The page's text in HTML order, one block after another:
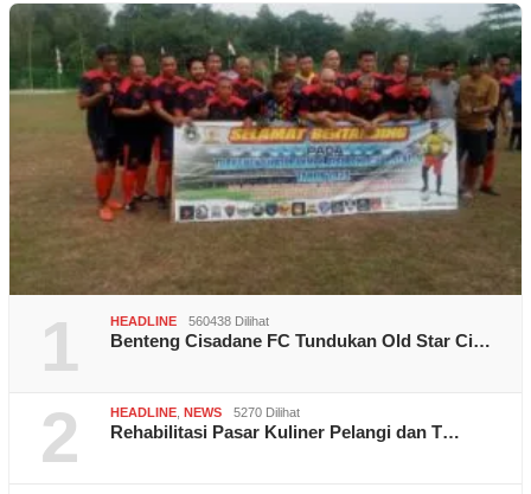
1 HEADLINE 560438 Dilihat
Benteng Cisadane FC Tundukan Old Star Ci…
2 HEADLINE NEWS 5270 Dilihat
Rehabilitasi Pasar Kuliner Pelangi dan T…